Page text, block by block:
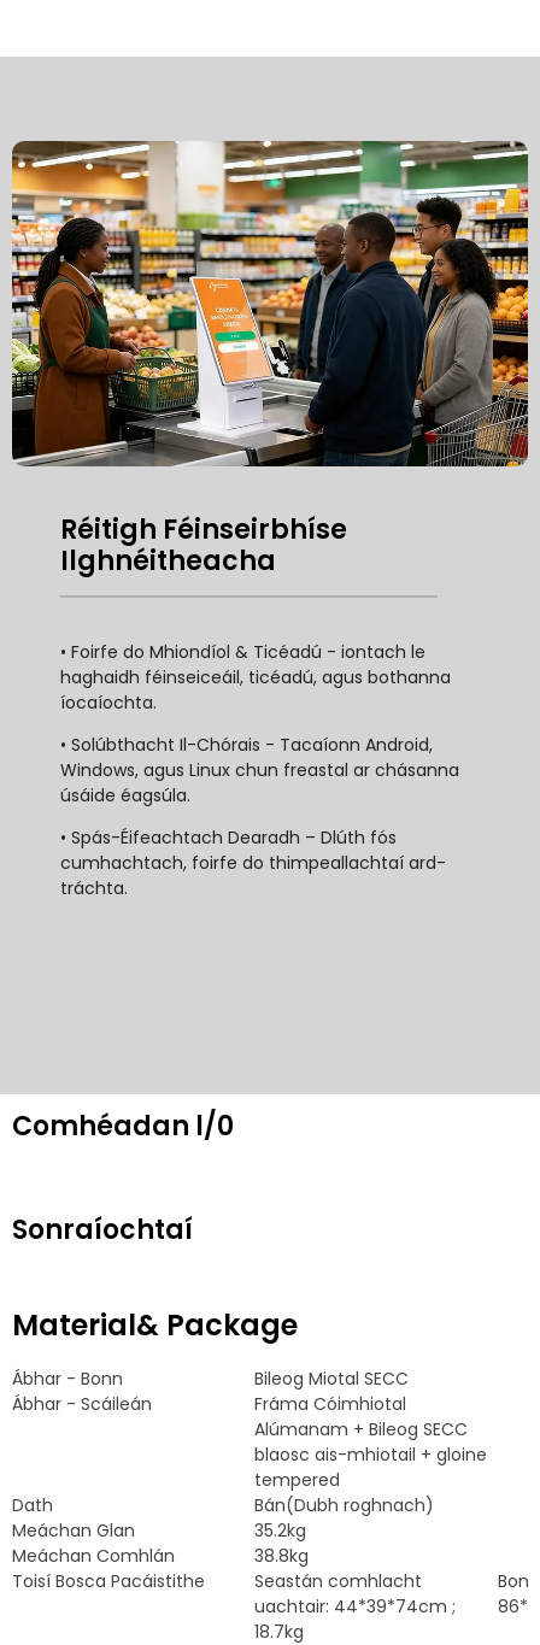
Réitigh Féinseirbhíse
Ilghnéitheacha
• Foirfe do Mhiondíol & Ticéadú - iontach le
haghaidh féinseiceáil, ticéadú, agus bothanna
íocaíochta.
• Solúbthacht Il-Chórais - Tacaíonn Android,
Windows, agus Linux chun freastal ar chásanna
úsáide éagsúla.
• Spás-Éifeachtach Dearadh – Dlúth fós
cumhachtach, foirfe do thimpeallachtaí ard-
tráchta.
Comhéadan l/0
Sonraíochtaí
Material& Package
Ábhar - Bonn
Bileog Miotal SECC
Ábhar - Scáileán
Fráma Cóimhiotal
Alúmanam + Bileog SECC
blaosc ais-mhiotail + gloine
tempered
Dath
Bán(Dubh roghnach)
Meáchan Glan
35.2kg
Meáchan Comhlán
38.8kg
Toisí Bosca Pacáistithe
Seastán comhlacht
uachtair: 44*39*74cm ;
18.7kg